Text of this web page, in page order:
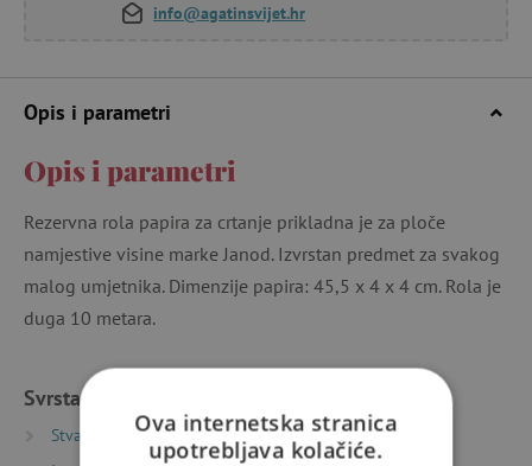
info@agatinsvijet.hr
Opis i parametri
Opis i parametri
Rezervna rola papira za crtanje prikladna je za ploče
namjestive visine marke Janod. Izvrstan predmet za svakog
malog umjetnika. Dimenzije papira: 45,5 x 4 x 4 cm. Rola je
duga 10 metara.
Svrstano u kategorije
Stvaranje Crtanje i bojanke
Ploče za crtanje
Ova internetska stranica
upotrebljava kolačiće.